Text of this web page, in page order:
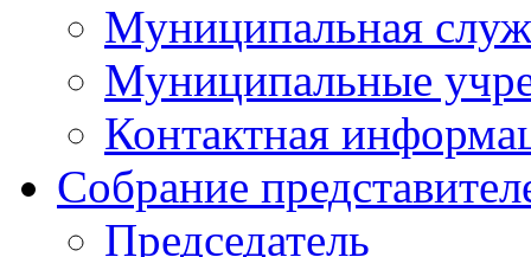
Муниципальная
Муниципальные
Контактная
Собрание
Председатель